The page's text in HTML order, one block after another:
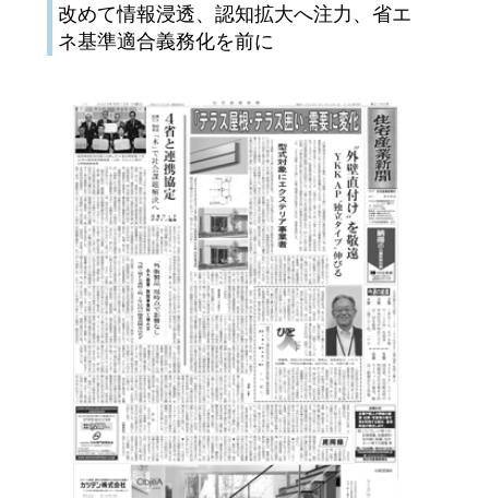
改めて情報浸透、認知拡大へ注力、省エ
ネ基準適合義務化を前に